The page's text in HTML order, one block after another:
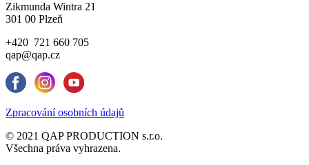
Zikmunda Wintra 21
301 00 Plzeň
+420 721 660 705
qap@qap.cz
Zpracování osobních údajů
© 2021 QAP PRODUCTION s.r.o.
Všechna práva vyhrazena.